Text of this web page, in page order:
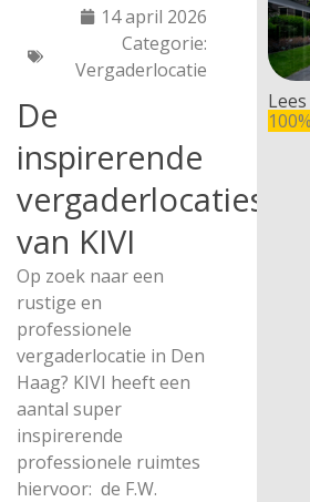
14 april 2026
Categorie:
Vergaderlocatie
De
inspirerende
vergaderlocaties
van KIVI
Op zoek naar een
rustige en
professionele
vergaderlocatie in Den
Haag? KIVI heeft een
aantal super
inspirerende
professionele ruimtes
hiervoor: de F.W.
100%